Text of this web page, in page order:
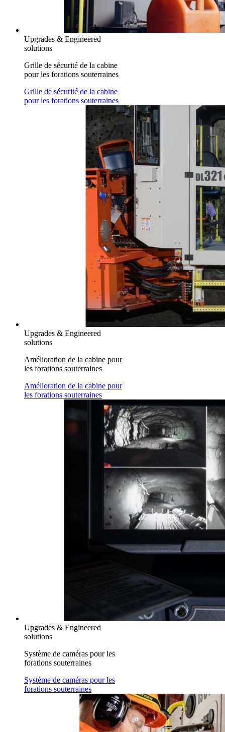
Upgrades & Engineered
solutions
Grille de sécurité de la cabine
pour les forations souterraines
Grille de sécurité de la cabine
pour les forations souterraines
Upgrades & Engineered
solutions
Amélioration de la cabine pour
les forations souterraines
Amélioration de la cabine pour
les forations souterraines
Upgrades & Engineered
solutions
Système de caméras pour les
forations souterraines
Système de caméras pour les
forations souterraines